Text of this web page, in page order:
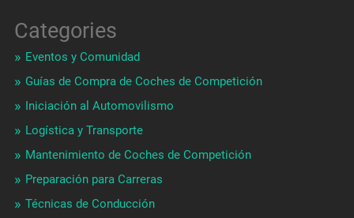
Categories
Eventos y Comunidad
Guías de Compra de Coches de Competición
Iniciación al Automovilismo
Logística y Transporte
Mantenimiento de Coches de Competición
Preparación para Carreras
Técnicas de Conducción